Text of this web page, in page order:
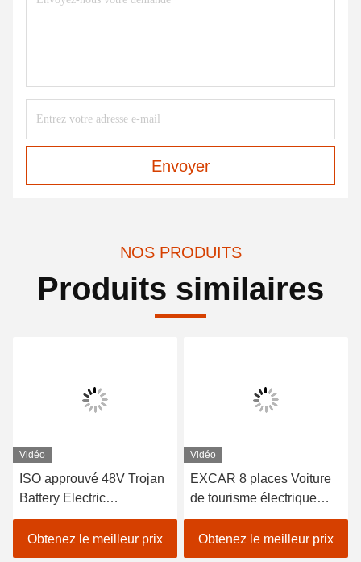
Envoyer
NOS PRODUITS
Produits similaires
Vidéo
ISO approuvé 48V Trojan
Battery Electric
Sightseeing Passenger
Car avec contrôleur Curtis
pour un fonctionnement
Obtenez le meilleur prix
Vidéo
EXCAR 8 places Voiture
de tourisme électrique
blanche touristique avec
chargeur 17AH, adapté
aux zones urbaines et de
Obtenez le meilleur prix